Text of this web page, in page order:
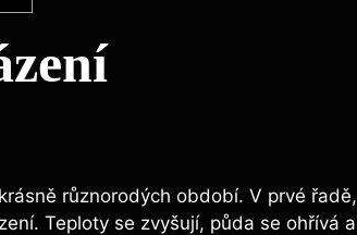
různorodých období. V ​prvé řadě,
Teploty se zvyšují, půda se ohřívá a